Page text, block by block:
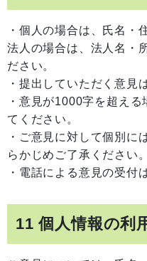
・個人の場合は、氏名・
法人の場合は、法人名・
ださい。
・提出していただく意見
・意見が1000字を超え
てください。
・ご意見に対して個別に
らかじめご了承ください。
・電話による意見の受付
11 個人情報の利